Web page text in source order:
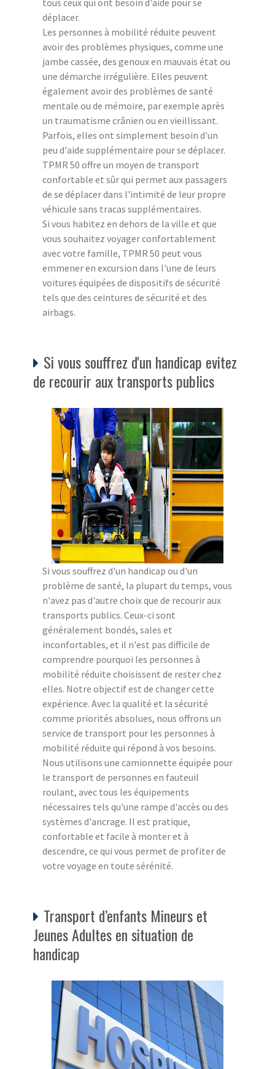
déplacer.
Les personnes à mobilité réduite peuvent
avoir des problèmes physiques, comme une
jambe cassée, des genoux en mauvais état ou
une démarche irrégulière. Elles peuvent
également avoir des problèmes de santé
mentale ou de mémoire, par exemple après
un traumatisme crânien ou en vieillissant.
Parfois, elles ont simplement besoin d'un
peu d'aide supplémentaire pour se déplacer.
TPMR 50 offre un moyen de transport
confortable et sûr qui permet aux passagers
de se déplacer dans l'intimité de leur propre
véhicule sans tracas supplémentaires.
Si vous habitez en dehors de la ville et que
vous souhaitez voyager confortablement
avec votre famille, TPMR 50 peut vous
emmener en excursion dans l'une de leurs
voitures équipées de dispositifs de sécurité
tels que des ceintures de sécurité et des
airbags.
Si vous souffrez d'un handicap evitez
de recourir aux transports publics
Si vous souffrez d'un handicap ou d'un
problème de santé, la plupart du temps, vous
n'avez pas d'autre choix que de recourir aux
transports publics. Ceux-ci sont
généralement bondés, sales et
inconfortables, et il n'est pas difficile de
comprendre pourquoi les personnes à
mobilité réduite choisissent de rester chez
elles. Notre objectif est de changer cette
expérience. Avec la qualité et la sécurité
comme priorités absolues, nous offrons un
service de transport pour les personnes à
mobilité réduite qui répond à vos besoins.
Nous utilisons une camionnette équipée pour
le transport de personnes en fauteuil
roulant, avec tous les équipements
nécessaires tels qu'une rampe d'accès ou des
systèmes d'ancrage. Il est pratique,
confortable et facile à monter et à
descendre, ce qui vous permet de profiter de
votre voyage en toute sérénité.
Transport d’enfants Mineurs et
Jeunes Adultes en situation de
handicap